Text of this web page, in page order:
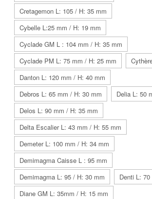
Cretagemon L: 105 / H: 35 mm
Cybelle L:25 mm / H: 19 mm
Cyclade GM L : 104 mm / H: 35 mm
Cyclade PM L: 75 mm / H: 25 mm
Danton L: 120 mm / H: 40 mm
Debros L: 65 mm / H: 30 mm
Delia L: 50
Delos L: 90 mm / H: 35 mm
Delta Escalier L: 43 mm / H: 55 mm
Demeter L: 100 mm / H: 34 mm
Demimagma Caisse L : 95 mm
Demimagma L: 95 / H: 30 mm
Denti L:
Diane GM L: 35mm / H: 15 mm